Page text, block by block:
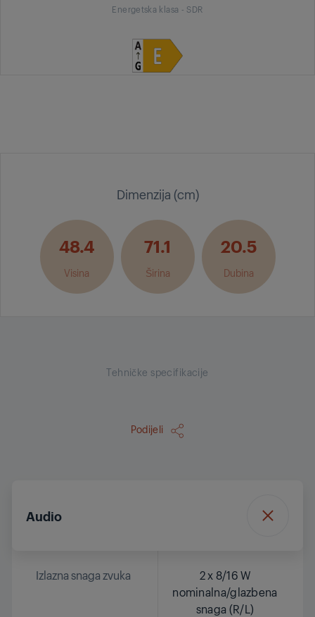
Energetska klasa - SDR
Dimenzija (cm)
48.4
Visina
71.1
Širina
20.5
Dubina
Tehničke specifikacije
Podijeli
Audio
Izlazna snaga zvuka
2 x 8/16 W
nominalna/glazbena
snaga (R/L)